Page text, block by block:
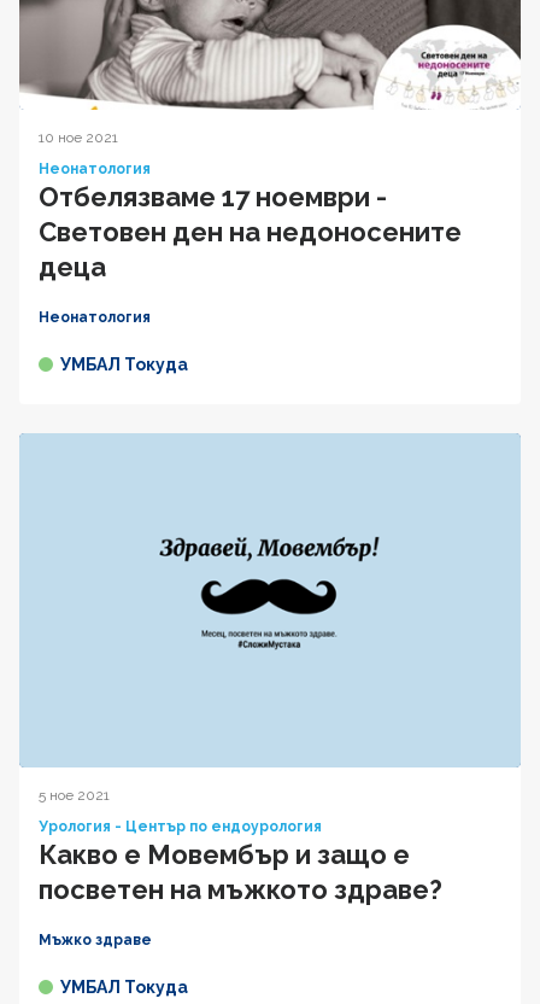
10 ное 2021
Неонатология
Отбелязваме 17 ноември -
Световeн ден на недоносените
деца
Неонатология
УМБАЛ Токуда
5 ное 2021
Урология - Център по ендоурология
Какво е Мовембър и защо е
посветен на мъжкото здраве?
Мъжко здраве
УМБАЛ Токуда